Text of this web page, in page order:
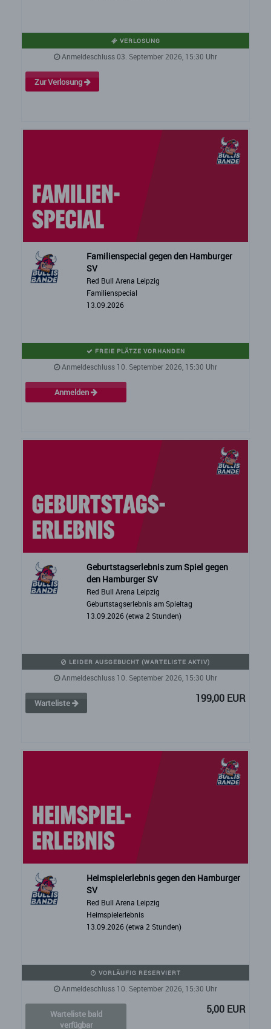
VERLOSUNG
Anmeldeschluss 03. September 2026, 15:30 Uhr
Zur Verlosung
Familienspecial gegen den Hamburger
SV
Red Bull Arena Leipzig
Familienspecial
13.09.2026
FREIE PLÄTZE VORHANDEN
Anmeldeschluss 10. September 2026, 15:30 Uhr
Anmelden
Geburtstagserlebnis zum Spiel gegen
den Hamburger SV
Red Bull Arena Leipzig
Geburtstagserlebnis am Spieltag
13.09.2026 (etwa 2 Stunden)
LEIDER AUSGEBUCHT (WARTELISTE AKTIV)
Anmeldeschluss 10. September 2026, 15:30 Uhr
Warteliste 199,00 EUR
Heimspielerlebnis gegen den Hamburger
SV
Red Bull Arena Leipzig
Heimspielerlebnis
13.09.2026 (etwa 2 Stunden)
VORLÄUFIG RESERVIERT
Anmeldeschluss 10. September 2026, 15:30 Uhr
Warteliste bald
verfügbar
5,00 EUR